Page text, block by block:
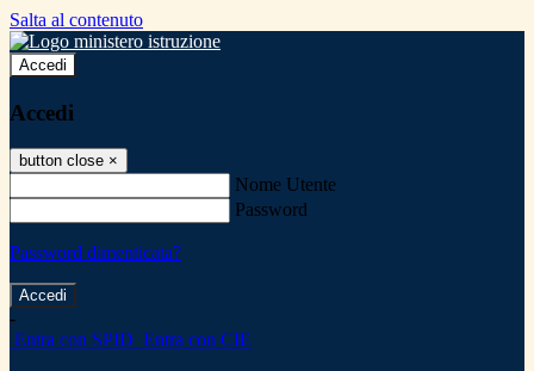
Salta al contenuto
Accedi
Accedi
button close ×
Nome Utente
Password
Password dimenticata?
-
Entra con SPID Entra con CIE